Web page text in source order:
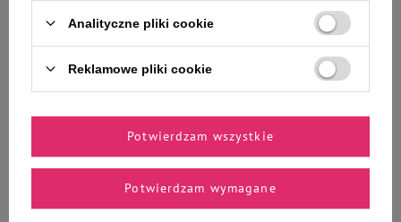
Over Zoo Szampon dla szczeniąt
Over Zoo Szampon z
chlorheksydyną 250 ml
Analityczne pliki cookie
Reklamowe pliki cookie
Potwierdzam wymagane
Potwierdzam wszystkie